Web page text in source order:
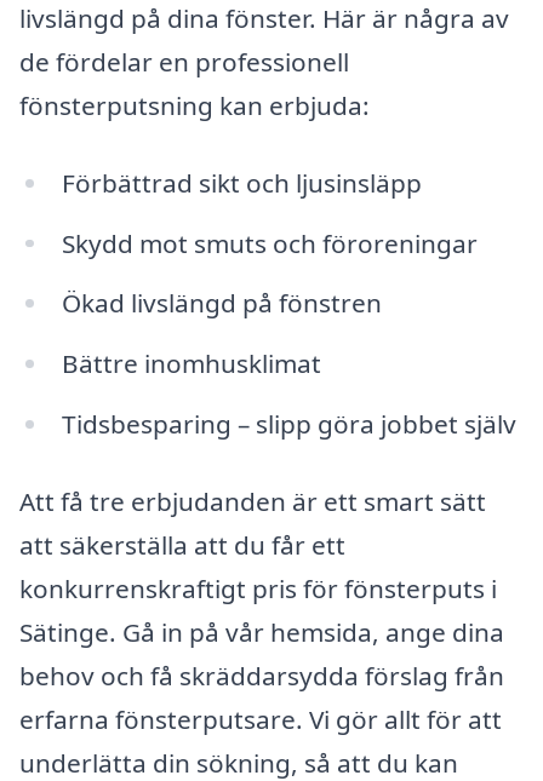
livslängd på dina fönster. Här är några av
de fördelar en professionell
fönsterputsning kan erbjuda:
Förbättrad sikt och ljusinsläpp
Skydd mot smuts och föroreningar
Ökad livslängd på fönstren
Bättre inomhusklimat
Tidsbesparing – slipp göra jobbet själv
Att få tre erbjudanden är ett smart sätt
att säkerställa att du får ett
konkurrenskraftigt pris för fönsterputs i
Sätinge. Gå in på vår hemsida, ange dina
behov och få skräddarsydda förslag från
erfarna fönsterputsare. Vi gör allt för att
underlätta din sökning, så att du kan